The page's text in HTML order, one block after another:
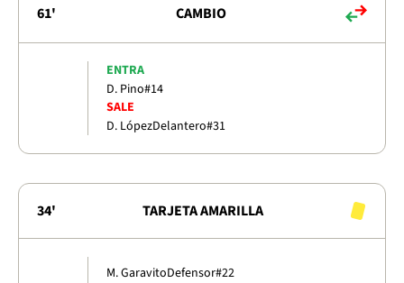
61' CAMBIO
ENTRA
D. Pino#14
SALE
D. LópezDelantero#31
34' TARJETA AMARILLA
M. GaravitoDefensor#22